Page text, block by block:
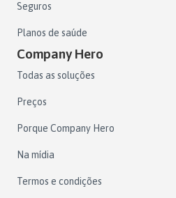
Seguros
Planos de saúde
Company Hero
Todas as soluções
Preços
Porque Company Hero
Na mídia
Termos e condições